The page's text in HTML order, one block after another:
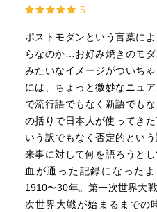
5
ポストモダンという言葉に
らなのか…お好み焼きのモ
みたいなイメージがついち
には、ちょっと微妙なニュ
で流行語でもなく新語でも
の括りで日本人が使ってき
いう訳でもなく否定的とい
来事に対して何を語ろうと
血が通った記録になった
1910〜30年。第一次世界大
次世界大戦が始まるまでの